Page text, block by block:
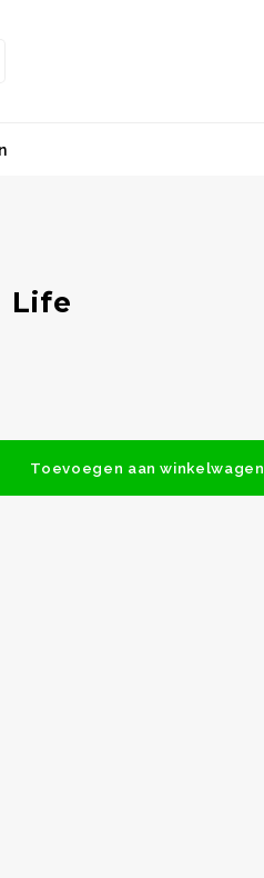
Life
Toevoegen aan winkelwagen